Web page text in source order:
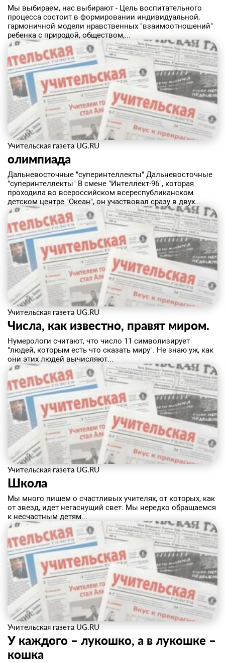
Мы выбираем, нас выбирают - Цель воспитательного
процесса состоит в формировании индивидуальной,
гармоничной модели нравственных "взаимоотношений"
ребенка с природой, обществом,...
Учительская газета UG.RU
олимпиада
Дальневосточные "суперинтеллекты" Дальневосточные
"суперинтеллекты" В смене "Интеллект-96", которая
проходила во всероссийском всереспубликанском
детском центре "Океан", он участвовал сразу в двух...
Учительская газета UG.RU
Числа, как известно, правят миром.
Нумерологи считают, что число 11 символизирует
"людей, которым есть что сказать миру". Не знаю уж, как
они этих людей вычисляют...
Учительская газета UG.RU
Школа
Мы много пишем о счастливых учителях, от которых, как
от звезд, идет негаснущий свет. Мы нередко обращаемся
к несчастным детям...
Учительская газета UG.RU
У каждого – лукошко, а в лукошке –
кошка